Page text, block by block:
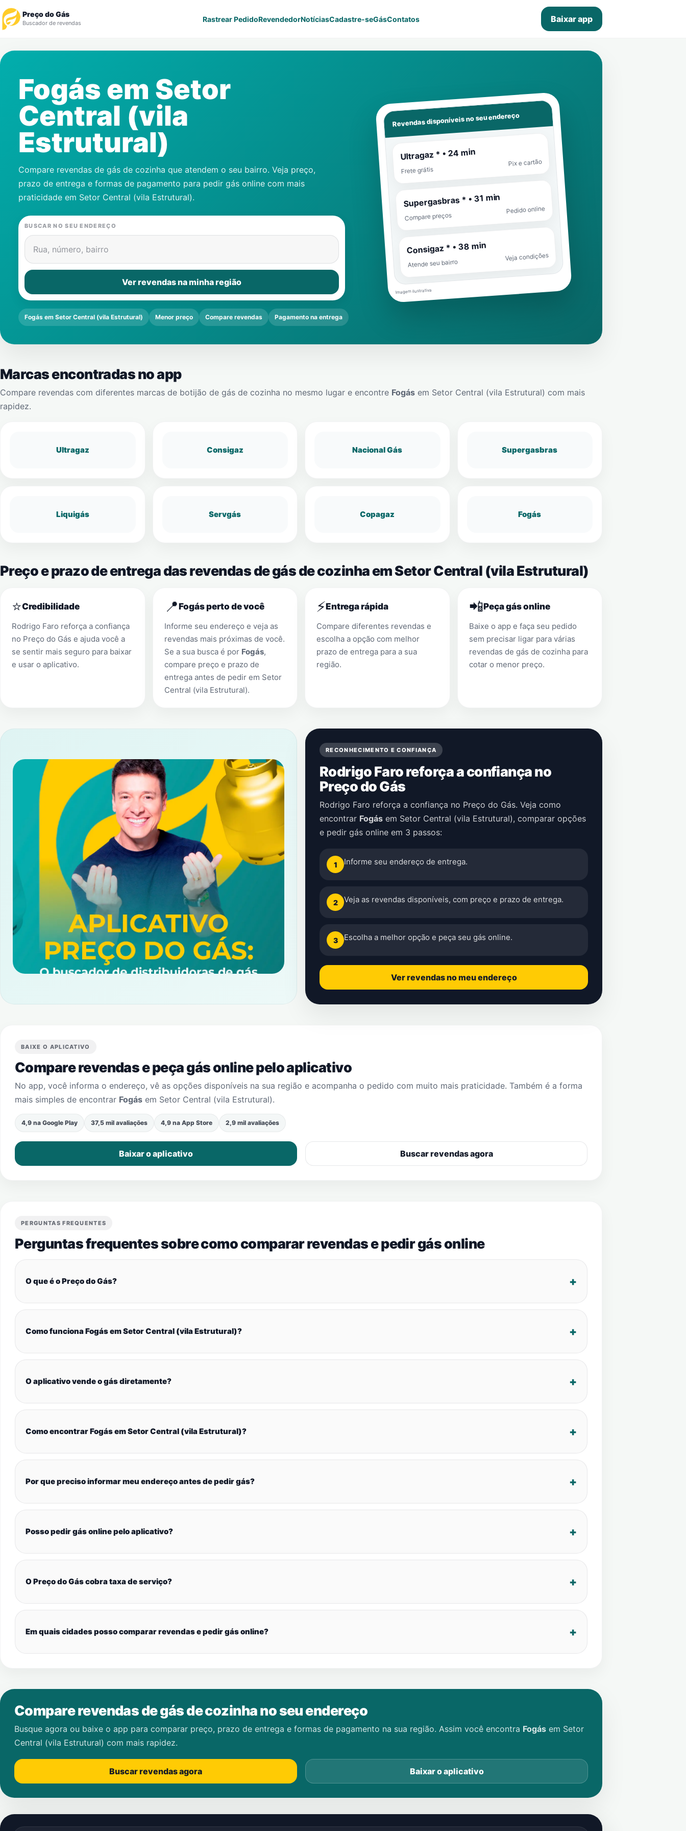
Preço do Gás
Buscador de revendas Rastrear PedidoRevendedorNotíciasCadastre-seGásContatos Baixar app
Revendedor
Notícias
Cadastre-se
Contatos
Fogás em Setor
Central (vila
Estrutural)
Compare revendas de gás de cozinha que atendem o seu bairro. Veja preço,
prazo de entrega e formas de pagamento para pedir gás online com mais
praticidade em Setor Central (vila Estrutural).
BUSCAR NO SEU ENDEREÇO
Rua, número, bairro
Ver revendas na minha região
Fogás em Setor Central (vila Estrutural) Menor preço Compare revendas Pagamento na entrega
Revendas disponíveis no seu endereço
Ultragaz * • 24 min
Frete grátis
Pix e cartão
Supergasbras * • 31 min
Compare preços
Pedido online
Consigaz * • 38 min
Atende seu bairro
Veja condições
Imagem ilustrativa
Marcas encontradas no app
Compare revendas com diferentes marcas de botijão de gás de cozinha no mesmo lugar e encontre Fogás em Setor Central (vila Estrutural) com mais
rapidez.
Ultragaz Consigaz Nacional Gás Supergasbras
Liquigás Servgás Copagaz Fogás
Preço e prazo de entrega das revendas de gás de cozinha em Setor Central (vila Estrutural)
⭐Credibilidade
Rodrigo Faro reforça a confiança
no Preço do Gás e ajuda você a
se sentir mais seguro para baixar
e usar o aplicativo.
📍Fogás perto de você
Informe seu endereço e veja as
revendas mais próximas de você.
Se a sua busca é por Fogás,
compare preço e prazo de
entrega antes de pedir em Setor
Central (vila Estrutural).
⚡Entrega rápida
Compare diferentes revendas e
escolha a opção com melhor
prazo de entrega para a sua
região.
📲Peça gás online
Baixe o app e faça seu pedido
sem precisar ligar para várias
revendas de gás de cozinha para
cotar o menor preço.
RECONHECIMENTO E CONFIANÇA
Rodrigo Faro reforça a confiança no
Preço do Gás
Rodrigo Faro reforça a confiança no Preço do Gás. Veja como
encontrar Fogás em Setor Central (vila Estrutural), comparar opções
e pedir gás online em 3 passos:
1 Informe seu endereço de entrega.
2 Veja as revendas disponíveis, com preço e prazo de entrega.
3 Escolha a melhor opção e peça seu gás online.
Ver revendas no meu endereço
BAIXE O APLICATIVO
Compare revendas e peça gás online pelo aplicativo
No app, você informa o endereço, vê as opções disponíveis na sua região e acompanha o pedido com muito mais praticidade. Também é a forma
mais simples de encontrar Fogás em Setor Central (vila Estrutural).
4,9 na Google Play 37,5 mil avaliações 4,9 na App Store 2,9 mil avaliações
Baixar o aplicativo Buscar revendas agora
PERGUNTAS FREQUENTES
Perguntas frequentes sobre como comparar revendas e pedir gás online
O que é o Preço do Gás?
Como funciona Fogás em Setor Central (vila Estrutural)?
O aplicativo vende o gás diretamente?
Como encontrar Fogás em Setor Central (vila Estrutural)?
Por que preciso informar meu endereço antes de pedir gás?
Posso pedir gás online pelo aplicativo?
O Preço do Gás cobra taxa de serviço?
Em quais cidades posso comparar revendas e pedir gás online?
Compare revendas de gás de cozinha no seu endereço
Busque agora ou baixe o app para comparar preço, prazo de entrega e formas de pagamento na sua região. Assim você encontra Fogás em Setor
Central (vila Estrutural) com mais rapidez.
Buscar revendas agora Baixar o aplicativo